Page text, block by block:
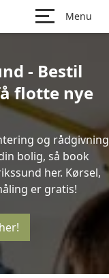
Menu
- Bestil
flotte nye
og rådgivning
bolig, så book
her. Kørsel,
er gratis!